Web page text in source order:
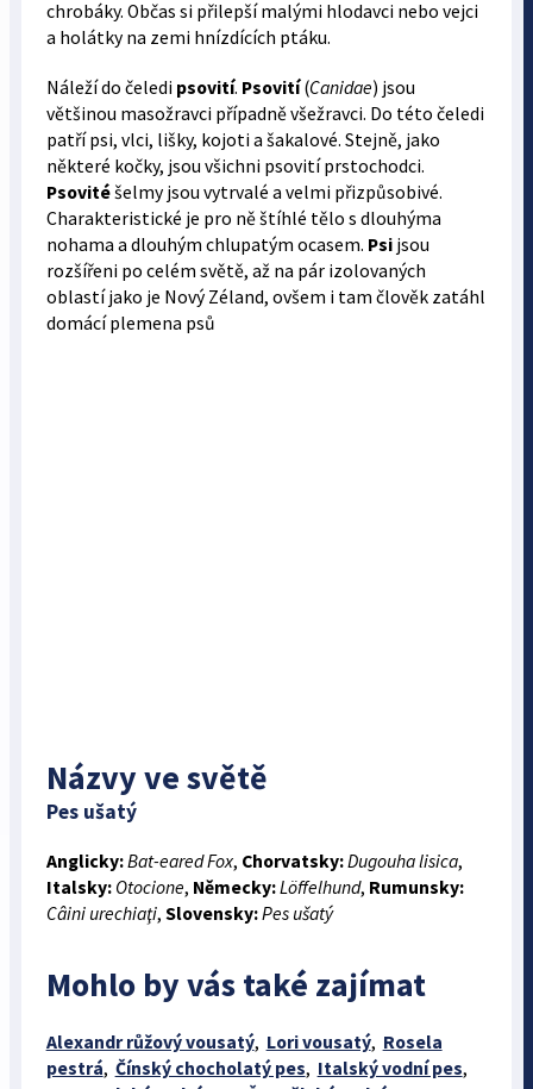
chrobáky. Občas si přilepší malými hlodavci nebo vejci
a holátky na zemi hnízdících ptáku.
Náleží do čeledi psovití. Psovití(Canidae) jsou
většinou masožravci případně všežravci. Do této čeledi
patří psi, vlci, lišky, kojoti a šakalové. Stejně, jako
některé kočky, jsou všichni psovití prstochodci.
Psovitéšelmy jsou vytrvalé a velmi přizpůsobivé.
Charakteristické je pro ně štíhlé tělo s dlouhýma
nohama a dlouhým chlupatým ocasem. Psi jsou
rozšířeni po celém světě, až na pár izolovaných
oblastí jako je Nový Zéland, ovšem i tam člověk zatáhl
domácí plemena psů
Názvy ve světě
Pes ušatý
Anglicky:Bat-eared Fox, Chorvatsky:Dugouha lisica,
Italsky: Otocione, Německy:Löffelhund, Rumunsky:
Câini urechiaţi, Slovensky:Pes ušatý
Mohlo by vás také zajímat
Alexandr růžový vousatý, Lori vousatý, Rosela
pestrá, Čínský chocholatý pes, Italský vodní pes,